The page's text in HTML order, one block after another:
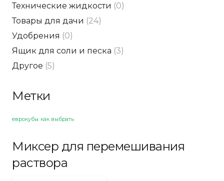
Технические жидкости (0)
Товары для дачи (24)
Удобрения (0)
Ящик для соли и песка (3)
Другое (5)
Метки
еврокубы как выбрать
Миксер для перемешивания
раствора